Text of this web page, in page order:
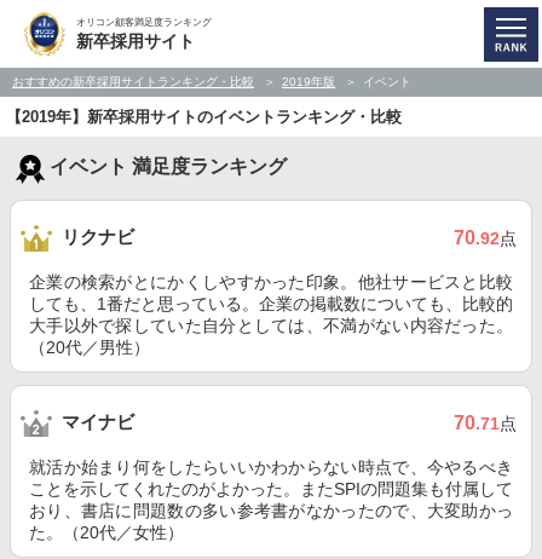
オリコン顧客満足度ランキング
新卒採用サイト
おすすめの新卒採用サイトランキング・比較 2019年版 イベント
【2019年】新卒採用サイトのイベントランキング・比較
イベント 満足度ランキング
リクナビ 70.92点
企業の検索がとにかくしやすかった印象。他社サービスと比較
しても、1番だと思っている。企業の掲載数についても、比較的
大手以外で探していた自分としては、不満がない内容だった。
（20代／男性）
マイナビ 70.71点
就活か始まり何をしたらいいかわからない時点で、今やるべき
ことを示してくれたのがよかった。またSPIの問題集も付属して
おり、書店に問題数の多い参考書がなかったので、大変助かっ
た。（20代／女性）